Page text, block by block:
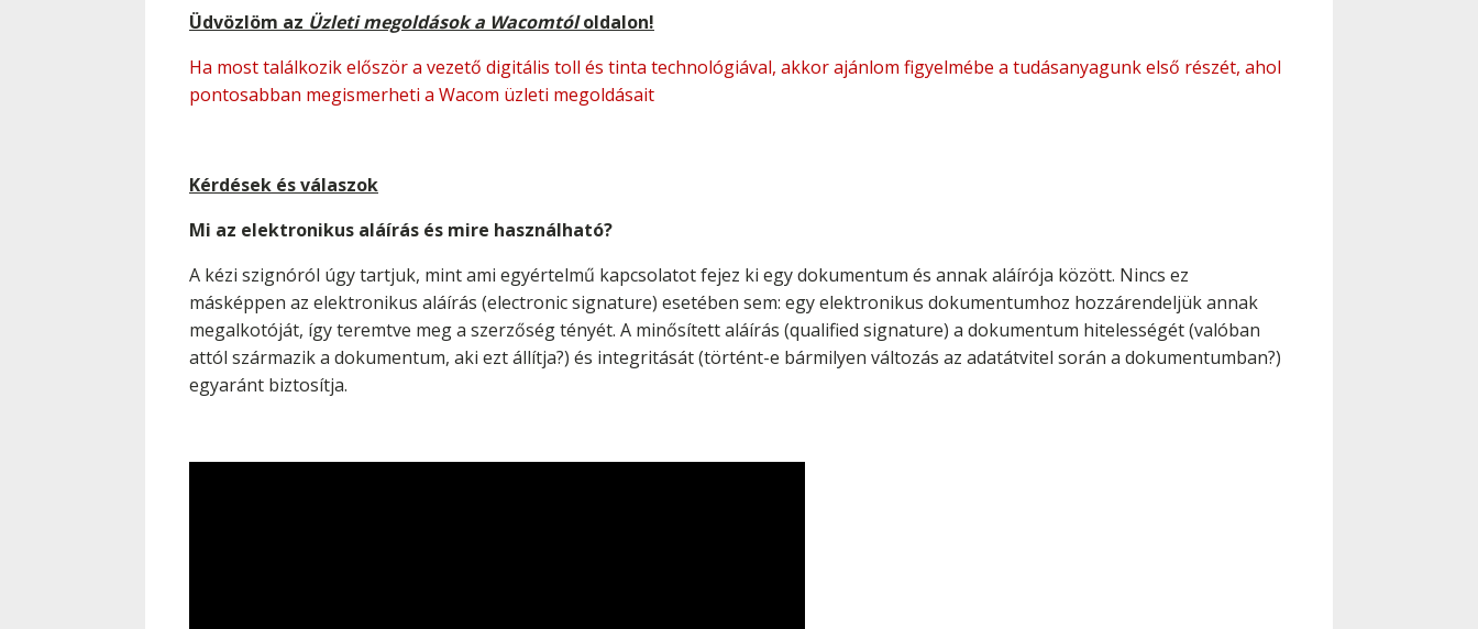
Üdvözlöm az Üzleti megoldások a Wacomtóloldalon!
Ha most találkozik először a vezető digitális toll és tinta technológiával, akkor ajánlom figyelmébe a tudásanyagunk első részét, ahol
pontosabban megismerheti a Wacom üzleti megoldásait
Kérdések és válaszok
Mi az elektronikus aláírás és mire használható?
A kézi szignóról úgy tartjuk, mint ami egyértelmű kapcsolatot fejez ki egy dokumentum és annak aláírója között. Nincs ez
másképpen az elektronikus aláírás (electronic signature) esetében sem: egy elektronikus dokumentumhoz hozzárendeljük annak
megalkotóját, így teremtve meg a szerzőség tényét. A minősített aláírás (qualified signature) a dokumentum hitelességét (valóban
attól származik a dokumentum, aki ezt állítja?) és integritását (történt-e bármilyen változás az adatátvitel során a dokumentumban?)
egyaránt biztosítja.